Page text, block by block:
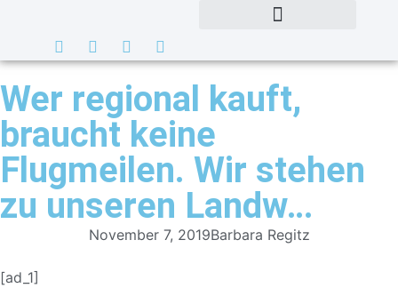
Wer regional kauft,
braucht keine
Flugmeilen. Wir stehen
zu unseren Landw…
November 7, 2019Barbara Regitz
[ad_1]